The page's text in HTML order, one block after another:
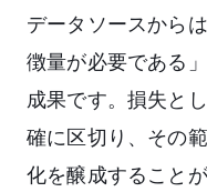
データソースから
徴量が必要である
成果です。損失と
確に区切り、その
化を醸成すること